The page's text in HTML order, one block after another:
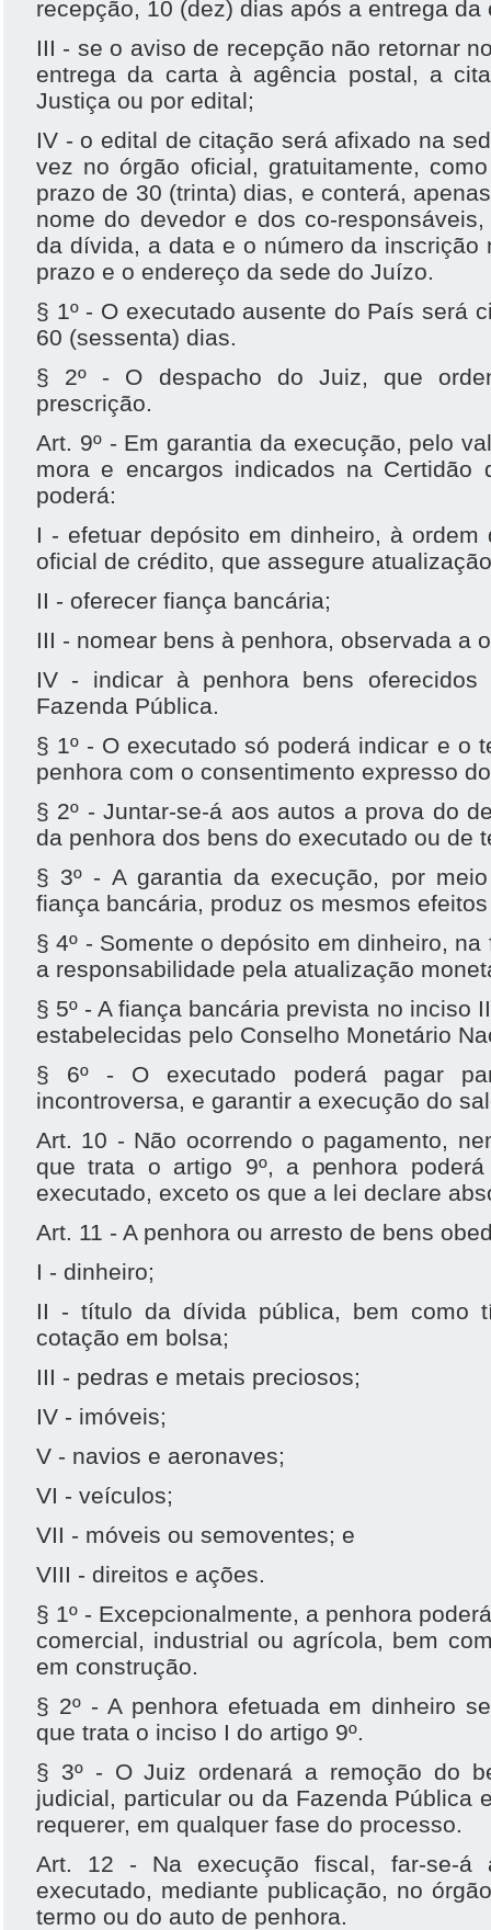
recepção, 10 (dez) dias após a entrega
III - se o aviso de recepção não retornar
entrega da carta à agência postal, a
Justiça ou por edital;
IV - o edital de citação será afixado na
vez no órgão oficial, gratuitamente,
prazo de 30 (trinta) dias, e conterá,
nome do devedor e dos co-
da dívida, a data e o número da inscrição
prazo e o endereço da sede do Juízo.
§ 1º - O executado ausente do País será
60 (sessenta) dias.
§ 2º - O despacho do Juiz, que
prescrição.
Art. 9º - Em garantia da execução, pelo
mora e encargos indicados na Certidão
poderá:
I - efetuar depósito em dinheiro, à
oficial de crédito, que assegure
II - oferecer fiança bancária;
III - nomear bens à penhora, observada a
IV - indicar à penhora bens
Fazenda Pública.
§ 1º - O executado só poderá indicar e o
penhora com o consentimento expresso
§ 2º - Juntar-se-á aos autos a prova do
da penhora dos bens do executado ou de
§ 3º - A garantia da execução, por
fiança bancária, produz os mesmos
§ 4º - Somente o depósito em dinheiro,
a responsabilidade pela atualização
§ 5º - A fiança bancária prevista no inciso
estabelecidas pelo Conselho Monetário
§ 6º - O executado poderá pagar
incontroversa, e garantir a execução do
Art. 10 - Não ocorrendo o pagamento,
que trata o artigo 9º, a penhora
executado, exceto os que a lei declare
Art. 11 - A penhora ou arresto de bens
I - dinheiro;
II - título da dívida pública, bem como
cotação em bolsa;
III - pedras e metais preciosos;
IV - imóveis;
V - navios e aeronaves;
VI - veículos;
VII - móveis ou semoventes; e
VIII - direitos e ações.
§ 1º - Excepcionalmente, a penhora
comercial, industrial ou agrícola, bem
em construção.
§ 2º - A penhora efetuada em dinheiro
que trata o inciso I do artigo 9º.
§ 3º - O Juiz ordenará a remoção do
judicial, particular ou da Fazenda Pública
requerer, em qualquer fase do processo.
Art. 12 - Na execução fiscal, far-se-á
executado, mediante publicação, no
termo ou do auto de penhora.